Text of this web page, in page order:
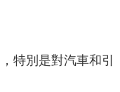
特別是對汽車和引